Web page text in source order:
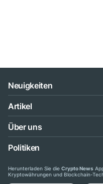
Neuigkeiten
Artikel
Über uns
Politiken
Herunterladen Sie die Crypto News
Kryptowährungen und Blockchain-